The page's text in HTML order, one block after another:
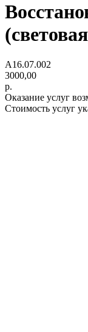
A16.07.002
3000,00
р.
Оказание услуг
Стоимость услуг